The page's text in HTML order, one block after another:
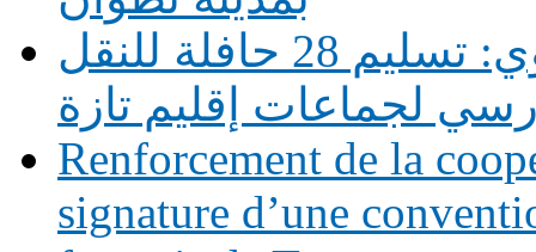
دعم التمدرس بالوسط القروي: تسليم 28 حافلة للنقل
لجماعات إقليم تازة
Renforcement de la
signature d’une